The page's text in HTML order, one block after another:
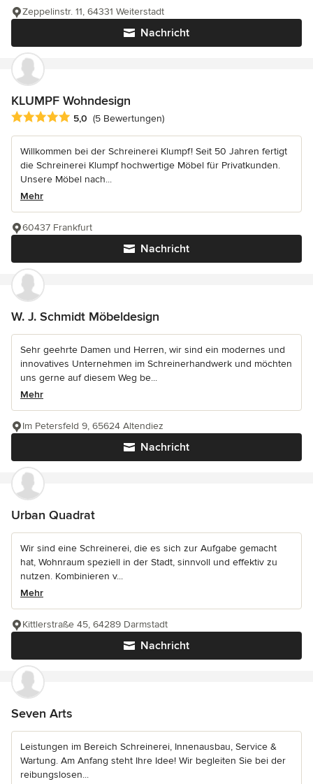
Nachricht
Zeppelinstr. 11, 64331 Weiterstadt
KLUMPF Wohndesign
Durchschnittliche Bewertung: 5 von 5 Sternen
5,0 (5 Bewertungen)
Willkommen bei der Schreinerei Klumpf! Seit 50 Jahren fertigt
die Schreinerei Klumpf hochwertige Möbel für Privatkunden.
Unsere Möbel nach...
Mehr
Nachricht
60437 Frankfurt
W. J. Schmidt Möbeldesign
Sehr geehrte Damen und Herren, wir sind ein modernes und
innovatives Unternehmen im Schreinerhandwerk und möchten
uns gerne auf diesem Weg be...
Mehr
Nachricht
Im Petersfeld 9, 65624 Altendiez
Urban Quadrat
Wir sind eine Schreinerei, die es sich zur Aufgabe gemacht
hat, Wohnraum speziell in der Stadt, sinnvoll und effektiv zu
nutzen. Kombinieren v...
Mehr
Nachricht
Kittlerstraße 45, 64289 Darmstadt
Seven Arts
Leistungen im Bereich Schreinerei, Innenausbau, Service &
Wartung. Am Anfang steht Ihre Idee! Wir begleiten Sie bei der
reibungslosen...